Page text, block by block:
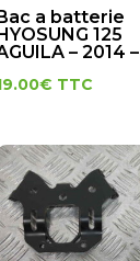
Bac a batterie
HYOSUNG 125
– 2014 –
€ TTC